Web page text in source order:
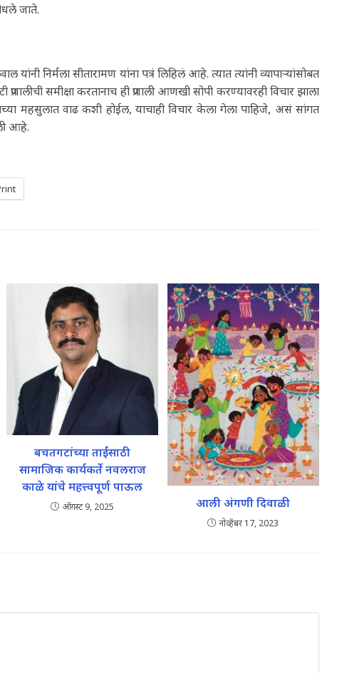
जाते.
यांनी निर्मला सीतारामण यांना पत्रं लिहिलं आहे. त्यात त्यांनी व्यापाऱ्यांसोबत
समीक्षा करतानाच ही प्रणाली आणखी सोपी करण्यावरही विचार झाला
महसुलात वाढ कशी होईल, याचाही विचार केला गेला पाहिजे, असं सांगत
आहे.
बचतगटांच्या ताईंसाठी
सामाजिक कार्यकर्ते नवलराज
काळे यांचे महत्त्वपूर्ण पाऊल
ऑगस्ट 9, 2025 आली अंगणी दिवाळी
नोव्हेंबर 17, 2023